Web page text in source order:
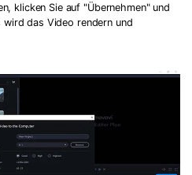
klicken Sie auf "Übernehmen" und
das Video rendern und